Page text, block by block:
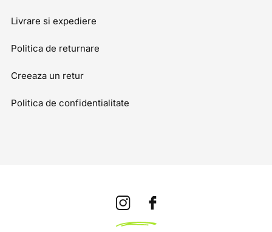
Livrare si expediere
Politica de returnare
Creeaza un retur
Politica de confidentialitate